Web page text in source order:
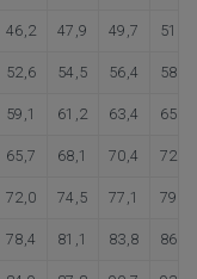
46,2 47,9 49,7 51,4
52,6 54,5 56,4 58,4
59,1 61,2 63,4 65,5
65,7 68,1 70,4 72,7
72,0 74,5 77,1 79,6
78,4 81,1 83,8 86,5